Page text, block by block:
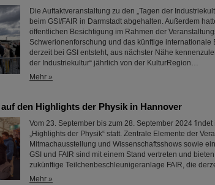
Die Auftaktveranstaltung zu den „Tagen der
beim GSI/FAIR in Darmstadt abgehalten. Außerdem
öffentlichen Besichtigung im Rahmen der
Schwerionenforschung und das künftige internationale
derzeit bei GSI entsteht, aus nächster Nähe
der Industriekultur“ jährlich von der KulturRegion…
Mehr »
auf den Highlights der Physik in Hannover
Vom 23. September bis zum 28. September 2024
„Highlights der Physik“ statt. Zentrale Elemente der
Mitmachausstellung und Wissenschaftsshows sowie
GSI und FAIR sind mit einem Stand vertreten und
zukünftige Teilchenbeschleunigeranlage FAIR, die
Mehr »